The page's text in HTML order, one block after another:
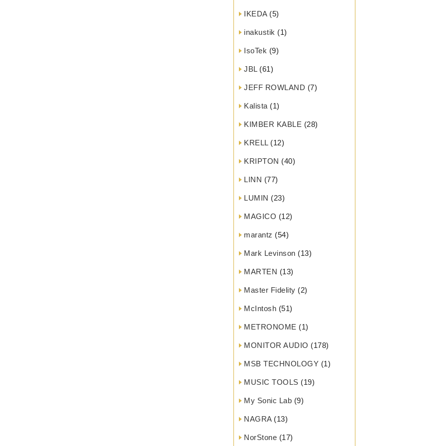
IKEDA(5)
inakustik (1)
IsoTek (9)
JBL(61)
JEFF ROWLAND (7)
Kalista (1)
KIMBER KABLE (28)
KRELL(12)
KRIPTON (40)
LINN (77)
LUMIN (23)
MAGICO (12)
marantz (54)
Mark Levinson (13)
MARTEN (13)
Master Fidelity (2)
McIntosh (51)
METRONOME (1)
MONITOR AUDIO (178)
MSB TECHNOLOGY (1)
MUSIC TOOLS (19)
My Sonic Lab (9)
NAGRA(13)
NorStone (17)